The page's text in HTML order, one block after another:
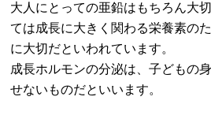
大人にとっての亜鉛はもちろん大
ては成長に大きく関わる栄養素の
に大切だといわれています。
成長ホルモンの分泌は、子どもの
せないものだといいます。